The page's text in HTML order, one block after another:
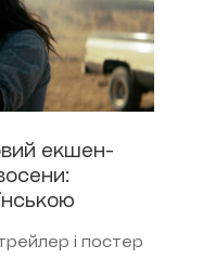
екшен-
і постер